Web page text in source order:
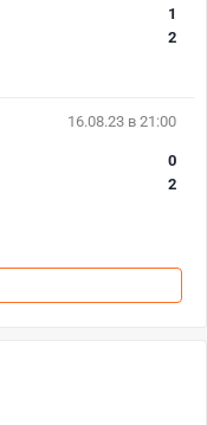
1
2
16.08.23 в 21:00
0
2